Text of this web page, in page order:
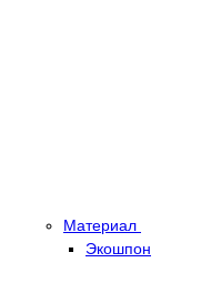
Материал
Экошпон